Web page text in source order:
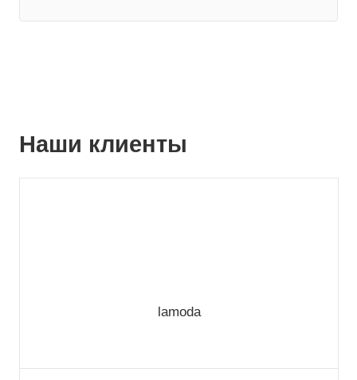
Наши клиенты
lamoda